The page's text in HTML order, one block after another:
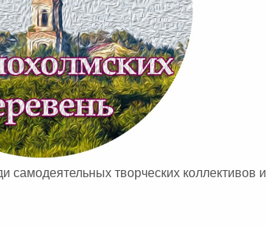
творческих коллективов